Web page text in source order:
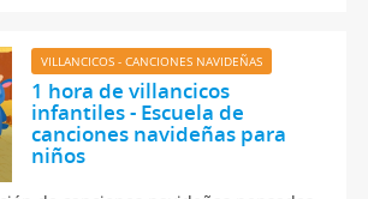
VILLANCICOS - CANCIONES NAVIDEÑAS
1 hora de villancicos
infantiles - Escuela de
canciones navideñas para
niños